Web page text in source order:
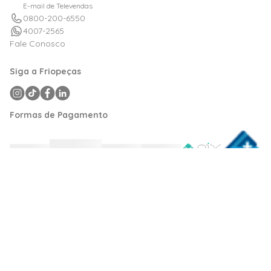
E-mail de Televendas
0800-200-6550
4007-2565
Fale Conosco
Siga a Friopeças
Formas de Pagamento